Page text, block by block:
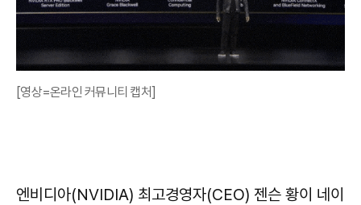
[영상=온라인 커뮤니티 캡처]
엔비디아(NVIDIA) 최고경영자(CEO) 젠슨 황이 네이